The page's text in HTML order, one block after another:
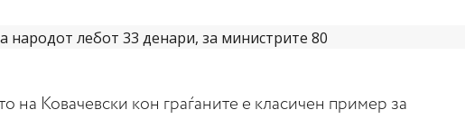
на Ковачевски кон граѓаните е класичен пример за